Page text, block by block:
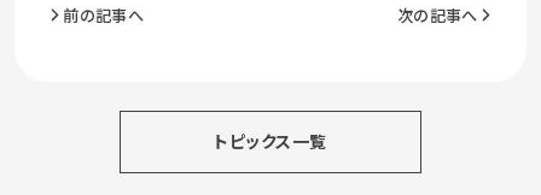
前の記事へ 次の記事へ
トピックス一覧